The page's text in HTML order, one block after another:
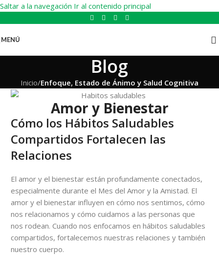
Saltar a la navegación Ir al contenido principal
MENÚ
Blog
Inicio/Enfoque, Estado de Ánimo y Salud Cognitiva
Amor y Bienestar
Cómo los Hábitos Saludables
Compartidos Fortalecen las
Relaciones
El amor y el bienestar están profundamente conectados,
especialmente durante el Mes del Amor y la Amistad. El
amor y el bienestar influyen en cómo nos sentimos, cómo
nos relacionamos y cómo cuidamos a las personas que
nos rodean. Cuando nos enfocamos en hábitos saludables
compartidos, fortalecemos nuestras relaciones y también
nuestro cuerpo.